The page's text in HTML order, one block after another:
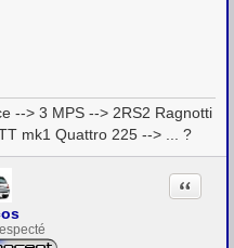
--> 3 MPS --> 2RS2 Ragnotti
mk1 Quattro 225 --> ... ?
Citation